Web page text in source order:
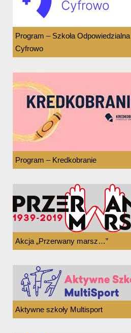
Program – Szkoła Odpowiedzialna
Cyfrowo
Program – Kredkobranie
Akcja „Przerwany marsz…”
Aktywne szkoły Multisport